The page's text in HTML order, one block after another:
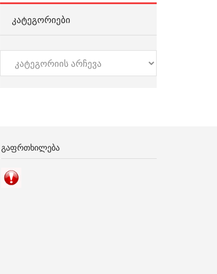
ᲙᲐᲢᲔᲒᲝᲠᲘᲔᲑᲘ
კატეგორიები
ᲒᲐᲤᲠᲗᲮᲘᲚᲔᲑᲐ